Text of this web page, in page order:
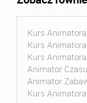
Kurs Animatora
Kurs
Kurs
Animator
Animator
Kurs